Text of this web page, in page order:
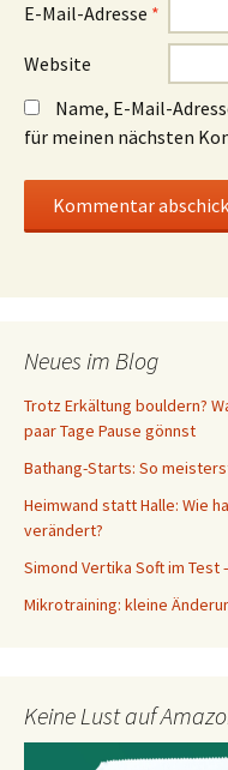
E-Mail-Adresse *
Website
Name, E-Mail-
für meinen nächsten
Neues im Blog
Trotz Erkältung bouldern?
paar Tage Pause gönnst
Bathang-Starts: So
Heimwand statt Halle: Wie
verändert?
Simond Vertika Soft im
Mikrotraining: kleine
Keine Lust auf